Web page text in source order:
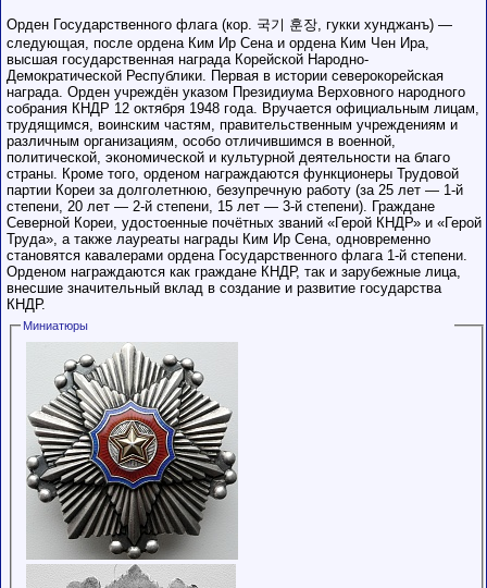
Орден Государственного флага (кор. 국기 훈장, гукки хунджанъ) —
следующая, после ордена Ким Ир Сена и ордена Ким Чен Ира,
высшая государственная награда Корейской Народно-
Демократической Республики. Первая в истории северокорейская
награда. Орден учреждён указом Президиума Верховного народного
собрания КНДР 12 октября 1948 года. Вручается официальным лицам,
трудящимся, воинским частям, правительственным учреждениям и
различным организациям, особо отличившимся в военной,
политической, экономической и культурной деятельности на благо
страны. Кроме того, орденом награждаются функционеры Трудовой
партии Кореи за долголетнюю, безупречную работу (за 25 лет — 1-й
степени, 20 лет — 2-й степени, 15 лет — 3-й степени). Граждане
Северной Кореи, удостоенные почётных званий «Герой КНДР» и «Герой
Труда», а также лауреаты награды Ким Ир Сена, одновременно
становятся кавалерами ордена Государственного флага 1-й степени.
Орденом награждаются как граждане КНДР, так и зарубежные лица,
внесшие значительный вклад в создание и развитие государства
КНДР.
Миниатюры